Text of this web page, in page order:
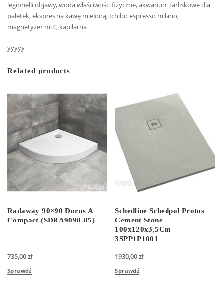
legionelli objawy, woda właściwości fizyczne, akwarium tarliskowe dla
paletek, ekspres na kawę mieloną, tchibo espresso milano,
magnetyzer mi 0, kapilarna
yyyyy
Related products
Radaway 90×90 Doros A
Compact (SDRA9090-05)
735,00zł
Sprawdź
Schedline Schedpol Protos
Cement Stone
100x120x3,5Cm
3SPP1P1001
1930,00zł
Sprawdź